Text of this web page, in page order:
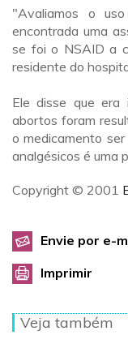
"Avaliamos o
encontrada uma
se foi o NSAID a
residente do
Ele disse que era
abortos foram
o medicamento
analgésicos é uma
Copyright © 2001
Envie por e-
Imprimir
Veja também